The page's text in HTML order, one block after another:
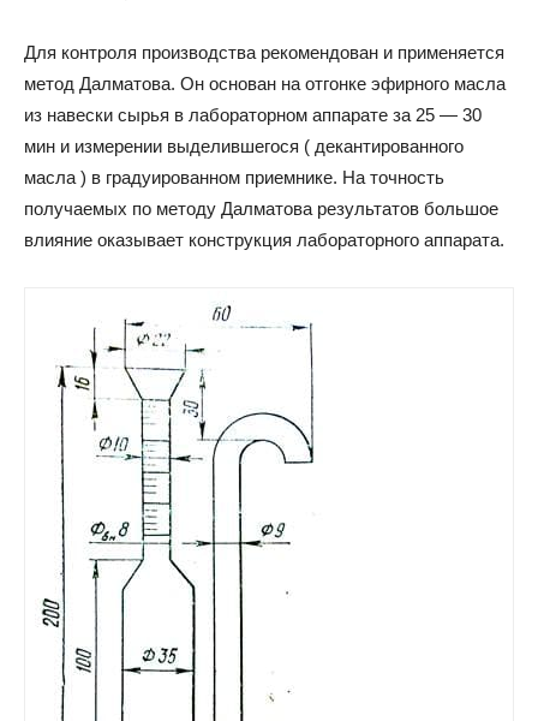
Для контроля производства рекомендован и применяется
метод Далматова. Он основан на отгонке эфирного масла
из навески сырья в лабораторном аппарате за 25 — 30
мин и измерении выделившегося ( декантированного
масла ) в градуированном приемнике. На точность
получаемых по методу Далматова результатов большое
влияние оказывает конструкция лабораторного аппарата.